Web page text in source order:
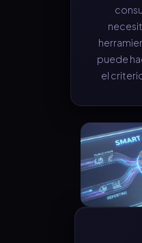
puede
el